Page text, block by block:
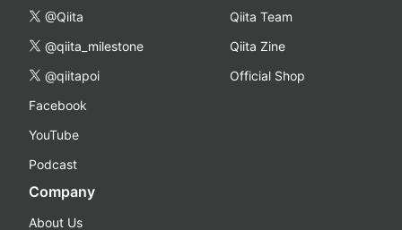
@Qiita
@qiita_milestone
@qiitapoi
Facebook
YouTube
Podcast
Qiita Team
Qiita Zine
Official Shop
Company
About Us